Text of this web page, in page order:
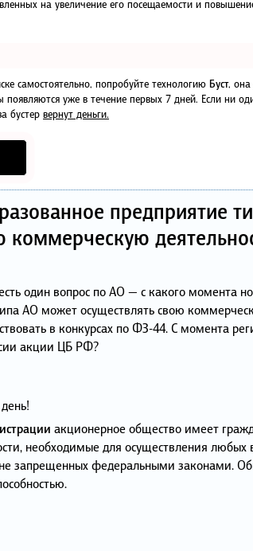
на увеличение его посещаемости и
самостоятельно, попробуйте технологию Буст, она
уже в течение первых 7 дней. Если ни
бустер вернут деньги.
предприятие
один вопрос по АО — с какого момента
АО может осуществлять свою
в конкурсах по ФЗ-44. С момента
акции ЦБ РФ?
акционерное общество имеет
необходимые для осуществления любых
запрещенных федеральными законами.